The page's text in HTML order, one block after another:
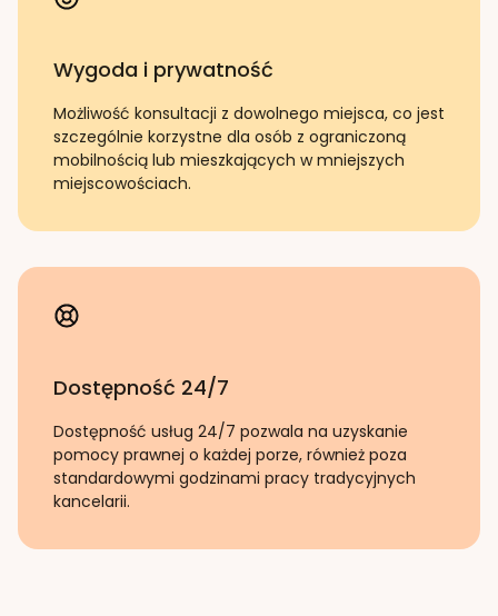
Wygoda i prywatność
Możliwość konsultacji z dowolnego miejsca, co jest
szczególnie korzystne dla osób z ograniczoną
mobilnością lub mieszkających w mniejszych
miejscowościach.
Dostępność 24/7
Dostępność usług 24/7 pozwala na uzyskanie
pomocy prawnej o każdej porze, również poza
standardowymi godzinami pracy tradycyjnych
kancelarii.